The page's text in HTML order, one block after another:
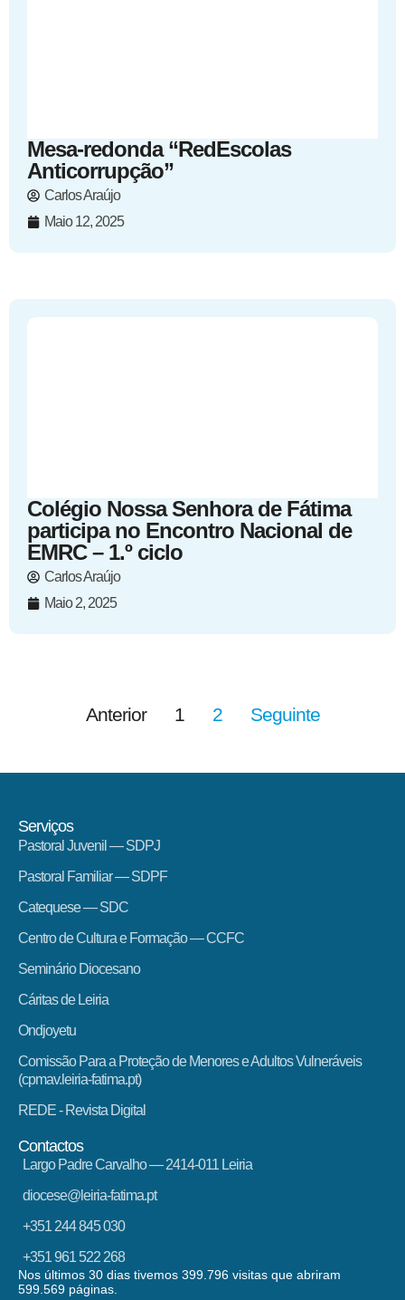
Mesa-redonda “RedEscolas
Anticorrupção”
Carlos Araújo
Maio 12, 2025
Colégio Nossa Senhora de Fátima
participa no Encontro Nacional de
EMRC – 1.º ciclo
Carlos Araújo
Maio 2, 2025
Anterior 1 2 Seguinte
Serviços
Pastoral Juvenil — SDPJ
Pastoral Familiar — SDPF
Catequese — SDC
Centro de Cultura e Formação — CCFC
Seminário Diocesano
Cáritas de Leiria
Ondjoyetu
Comissão Para a Proteção de Menores e Adultos Vulneráveis
(cpmav.leiria-fatima.pt)
REDE - Revista Digital
Contactos
Largo Padre Carvalho — 2414-011 Leiria
diocese@leiria-fatima.pt
+351 244 845 030
+351 961 522 268
Nos últimos 30 dias tivemos 399.796 visitas que abriram
599.569 páginas.